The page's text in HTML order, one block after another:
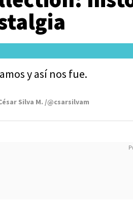
y así nos fue.
Silva M. /@csarsilvam